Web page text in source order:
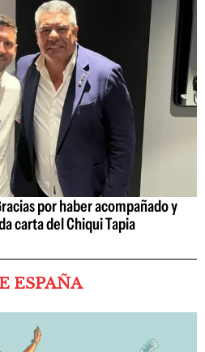
por haber acompañado y
carta del Chiqui Tapia
ESPAÑA